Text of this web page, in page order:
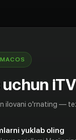
с
обычный
и
в
не
семьи,
iTV
ilovani o'rnating —
yuklab oling